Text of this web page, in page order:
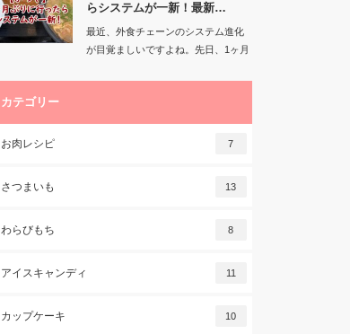
らシステムが一新！最新…
最近、外食チェーンのシステム進化
が目覚ましいですよね。先日、1ヶ月
カテゴリー
お肉レシピ 7
さつまいも 13
わらびもち 8
アイスキャンディ 11
カップケーキ 10